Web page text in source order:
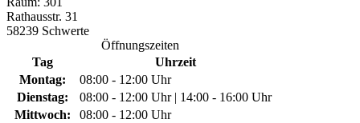
Rathausstr. 31
58239 Schwerte
Öffnungszeiten
Tag
Uhrzeit
Montag:
08:00 - 12:00 Uhr
Dienstag:
08:00 - 12:00 Uhr | 14:00 - 16:00 Uhr
Mittwoch:
08:00 - 12:00 Uhr